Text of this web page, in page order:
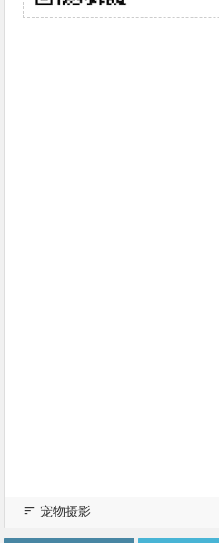
宠物摄影